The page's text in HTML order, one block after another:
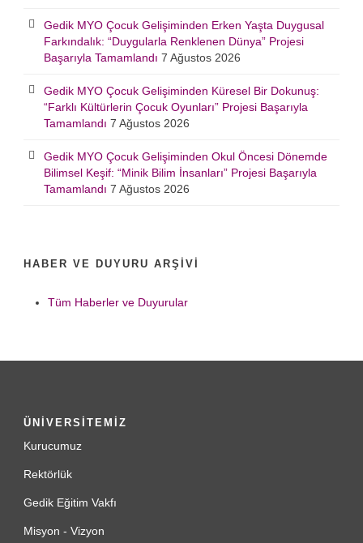
Gedik MYO Çocuk Gelişiminden Erken Yaşta Duygusal
Farkındalık: “Duygularla Renklenen Dünya” Projesi
Başarıyla Tamamlandı 7 Ağustos 2026
Gedik MYO Çocuk Gelişiminden Küresel Bir Dokunuş:
“Farklı Kültürlerin Çocuk Oyunları” Projesi Başarıyla
Tamamlandı 7 Ağustos 2026
Gedik MYO Çocuk Gelişiminden Okul Öncesi Dönemde
Bilimsel Keşif: “Minik Bilim İnsanları” Projesi Başarıyla
Tamamlandı 7 Ağustos 2026
HABER VE DUYURU ARŞIVI
Tüm Haberler ve Duyurular
ÜNİVERSİTEMİZ
Kurucumuz
Rektörlük
Gedik Eğitim Vakfı
Misyon - Vizyon